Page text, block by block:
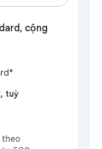
cộng
tuỳ
theo